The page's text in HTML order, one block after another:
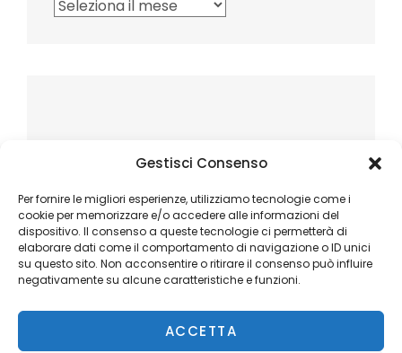
Gestisci Consenso
Per fornire le migliori esperienze, utilizziamo tecnologie come i
cookie per memorizzare e/o accedere alle informazioni del
dispositivo. Il consenso a queste tecnologie ci permetterà di
elaborare dati come il comportamento di navigazione o ID unici
su questo sito. Non acconsentire o ritirare il consenso può influire
negativamente su alcune caratteristiche e funzioni.
ACCETTA